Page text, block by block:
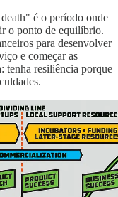
é o período onde
o ponto de equilíbrio.
para desenvolver
e começar as
tenha resiliência porque